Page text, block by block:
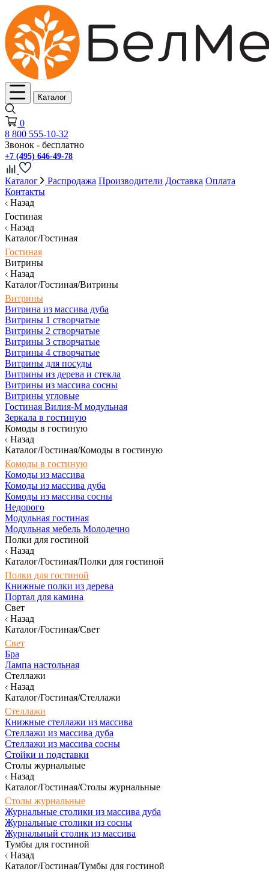
Каталог
0
8 800 555-10-32
Звонок - бесплатно
+7 (495) 646-49-78
Каталог Распродажа Производители Доставка Оплата
Контакты
Назад
Гостиная
Назад
Каталог/Гостиная
Гостиная
Витрины
Назад
Каталог/Гостиная/Витрины
Витрины
Витрина из массива дуба
Витрины 1 створчатые
Витрины 2 створчатые
Витрины 3 створчатые
Витрины 4 створчатые
Витрины для посуды
Витрины из дерева и стекла
Витрины из массива сосны
Витрины угловые
Гостиная Вилия-М модульная
Зеркала в гостиную
Комоды в гостиную
Назад
Каталог/Гостиная/Комоды в гостиную
Комоды в гостиную
Комоды из массива
Комоды из массива дуба
Комоды из массива сосны
Недорого
Модульная гостиная
Модульная мебель Молодечно
Полки для гостиной
Назад
Каталог/Гостиная/Полки для гостиной
Полки для гостиной
Книжные полки из дерева
Портал для камина
Свет
Назад
Каталог/Гостиная/Свет
Свет
Бра
Лампа настольная
Стеллажи
Назад
Каталог/Гостиная/Стеллажи
Стеллажи
Книжные стеллажи из массива
Стеллажи из массива дуба
Стеллажи из массива сосны
Стойки и подставки
Столы журнальные
Назад
Каталог/Гостиная/Столы журнальные
Столы журнальные
Журнальные столики из массива дуба
Журнальные столики из сосны
Журнальный столик из массива
Тумбы для гостиной
Назад
Каталог/Гостиная/Тумбы для гостиной